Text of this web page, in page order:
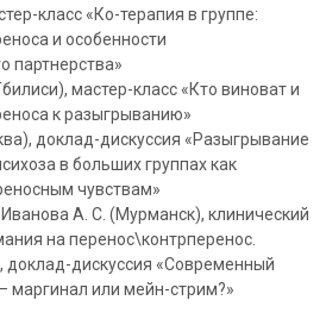
класс «Ко-терапия в группе:
и особенности
партнерства»
мастер-класс «Кто виноват и
к разыгрыванию»
доклад-дискуссия «Разыгрывание
в больших группах как
чувствам»
А. С. (Мурманск), клинический
на перенос\контрперенос.
дискуссия «Современный
маргинал или мейн-стрим?»